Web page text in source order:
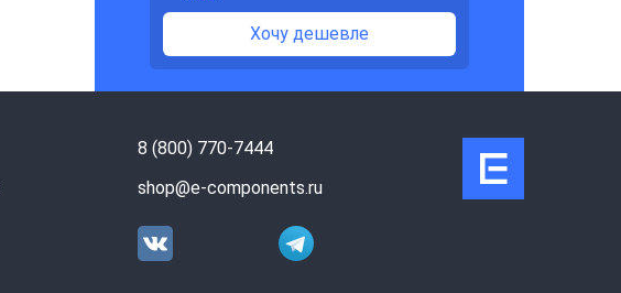
Хочу дешевле
8 (800) 770-7444
shop@e-components.ru